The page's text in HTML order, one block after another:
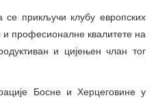
прикључи клубу европских
професионалне квалитете на
и цијењен члан тог
Босне и Херцеговине у